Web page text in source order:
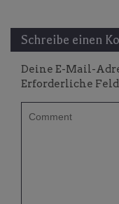
Schreibe einen
Deine E-Mail-
Erforderliche